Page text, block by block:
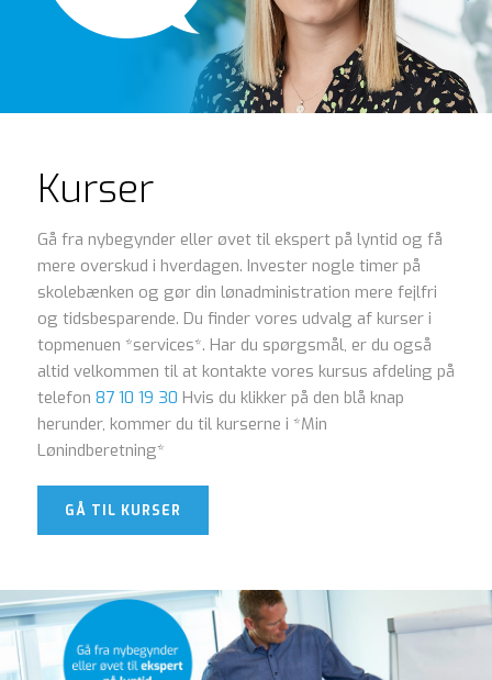
Kurser
Gå fra nybegynder eller øvet til ekspert på lyntid og få
mere overskud i hverdagen. Invester nogle timer på
skolebænken og gør din lønadministration mere fejlfri
og tidsbesparende. Du finder vores udvalg af kurser i
topmenuen *services*. Har du spørgsmål, er du også
altid velkommen til at kontakte vores kursus afdeling på
telefon 87 10 19 30 Hvis du klikker på den blå knap
herunder, kommer du til kurserne i *Min
Lønindberetning*
GÅ TIL KURSER